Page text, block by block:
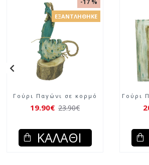
στεφάνι
Γούρι Δέντρο της ζωής